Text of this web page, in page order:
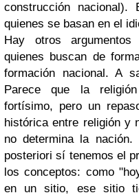
construcción
quienes se basan en el
Hay otros
quienes buscan de
formación nacional. A
Parece que la
fortísimo, pero un
histórica entre religión y
no determina la
posteriori sí tenemos el
los conceptos: como
en un sitio, ese sitio